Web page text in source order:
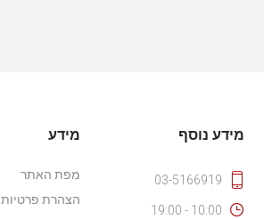
מידע נוסף
03-5166919
10:00 - 19:00
מידע
מפת האתר
הצהרת פרטיות